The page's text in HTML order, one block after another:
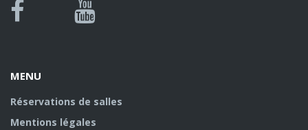
Bluesky
Canal
MENU
Réservations de salles
Mentions légales